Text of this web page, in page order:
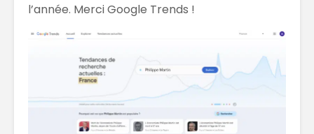
l’année. Merci Google Trends !